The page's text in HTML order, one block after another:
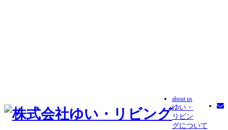
about us
ゆい・
リビン
グについて